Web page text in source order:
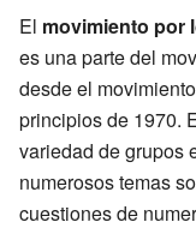
El movimiento por
es una parte del
desde el
principios de 1970.
variedad de grupos
numerosos temas
cuestiones de